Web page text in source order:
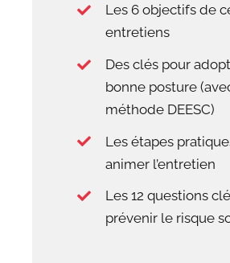
Les 6 objectifs de
entretiens
Des clés pour
bonne posture
méthode DEESC)
Les étapes
animer l’entretien
Les 12 questions
prévenir le risque